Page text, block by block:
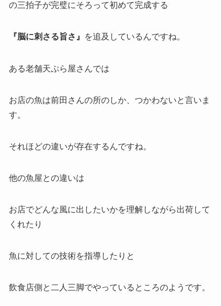
の三拍子が完璧にそろって初めて完成する
『脳に刺さる旨さ』 を追及しているんですね。
ある老舗天ぷら屋さんでは
お店の魚は前田さんの所のしか、つかわないと言いま
す。
それほどの違いが存在するんですね。
他の魚屋との違いは
お店でどんな風に出したいかを理解しながら出荷して
くれたり
魚に対しての技術を指導したりと
飲食店側と二人三脚でやっているところのようです。